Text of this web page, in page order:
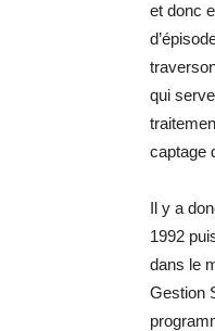
et donc
qui
captage
Il y a
1992
dans le
Gestion